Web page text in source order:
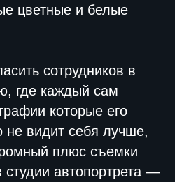
цветные и белые
сотрудников в
где каждый сам
которые его
не видит себя лучше,
плюс съемки
студии автопортрета —